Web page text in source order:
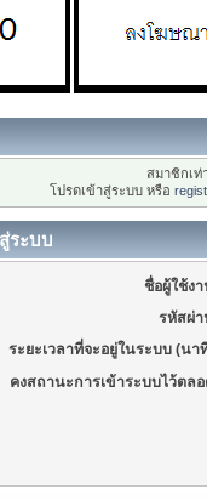
สมาชิกเท่
โปรดเข้าสู่ระบบ หรือ
ระบบ
ชื่อผู้ใช้ง
รหัสผ่า
ระยะเวลาที่จะอยู่ในระบบ (นา
คงสถานะการเข้าระบบไว้ตล